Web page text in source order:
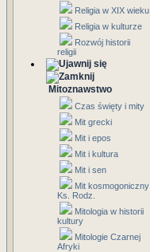
Religia w XIX wieku
Religia w kulturze
Rozwój historii
religii
Mitoznawstwo
Czas święty i mity
Mit grecki
Mit i epos
Mit i kultura
Mit i sen
Mit kosmogoniczny
Ks. Rodz.
Mitologia w historii
kultury
Mitologie Czarnej
Afryki